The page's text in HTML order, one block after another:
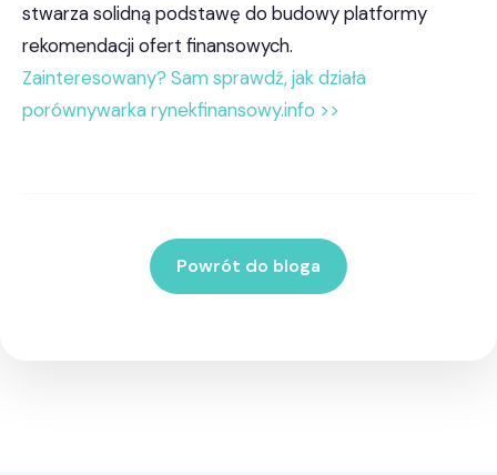
stwarza solidną podstawę do budowy platformy
rekomendacji ofert finansowych.
Zainteresowany? Sam sprawdź, jak działa
porównywarka rynekfinansowy.info >>
Powrót do bloga